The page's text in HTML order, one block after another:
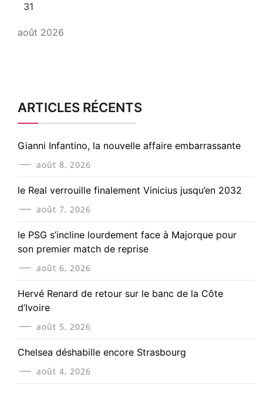
août 2026
31
ARTICLES RÉCENTS
Gianni Infantino, la nouvelle affaire embarrassante
août 8, 2026
le Real verrouille finalement Vinicius jusqu’en 2032
août 7, 2026
le PSG s’incline lourdement face à Majorque pour
son premier match de reprise
août 6, 2026
Hervé Renard de retour sur le banc de la Côte
d’Ivoire
août 5, 2026
Chelsea déshabille encore Strasbourg
août 4, 2026